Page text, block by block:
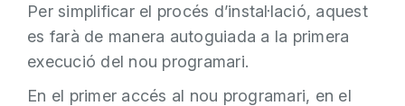
Per simplificar el procés d’instal·lació, aquest
es farà de manera autoguiada a la primera
execució del nou programari.
En el primer accés al nou programari, en el